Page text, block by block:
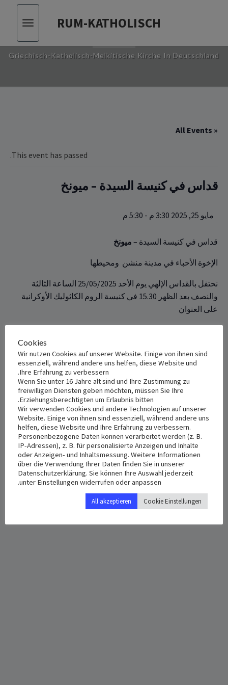
RUM-KATHOLISCH
Toggle
RUM-KATHOLISCH
Griechisch-Katholisch-Melkitische Kirche In Deutschland
« All Events
This event has passed.
قداس ‏في كنيسة السيدة – ميونخ
مايو 25, 2025 3:30 م - 5:30 م
قداس ‏في كنيسة السيدة – ميونخ
الإخوة الأحباء في مدينة منشن‏ ‏ ومحيطها
نحتفل بالقداس الإلهي يوم الأحد 25/05/2025 الساعة الثالثة
والنصف بعد الظهر 15.30 في كنيسة الروم الكاثوليك ‏الأوكرانية
على ‏‏العنوان‎
+ Add to Google Calendar
+ Add to iCalendar
DETAILS
Date:
Time:
VENUE
Kathedrale Maria Schutz und
St. Andreas
‎Schönstr. 55
München,81543Germany+
Google Map
Cookies
Wir nutzen Cookies auf unserer Website. Einige von ihnen sind
essenziell, während andere uns helfen, diese Website und
Ihre Erfahrung zu verbessern.
Wenn Sie unter 16 Jahre alt sind und Ihre Zustimmung zu
freiwilligen Diensten geben möchten, müssen Sie Ihre
Erziehungsberechtigten um Erlaubnis bitten.
Wir verwenden Cookies und andere Technologien auf unserer
Website. Einige von ihnen sind essenziell, während andere uns
helfen, diese Website und Ihre Erfahrung zu verbessern.
Personenbezogene Daten können verarbeitet werden (z. B.
IP-Adressen), z. B. für personalisierte Anzeigen und Inhalte
oder Anzeigen- und Inhaltsmessung. Weitere Informationen
über die Verwendung Ihrer Daten finden Sie in unserer
Datenschutzerklärung. Sie können Ihre Auswahl jederzeit
unter Einstellungen widerrufen oder anpassen.
Cookie Einstellungen
All akzeptieren